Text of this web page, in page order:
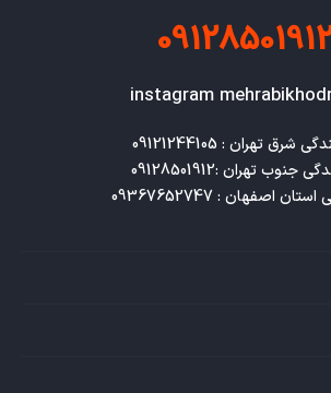
instagram
اصفهان : 09367652747